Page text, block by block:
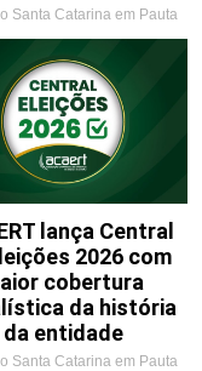
Santa Catarina em Pauta
lança Central
2026 com
cobertura
da história
da entidade
Santa Catarina em Pauta